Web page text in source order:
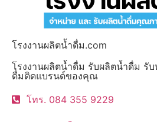
โรงงานผลิตน้ำดื่ม.com
โรงงานผลิตน้ำดื่ม รับผลิตน้ำดื่ม รั
ดื่มติดแบรนด์ของคุณ
โทร. 084 355 9229